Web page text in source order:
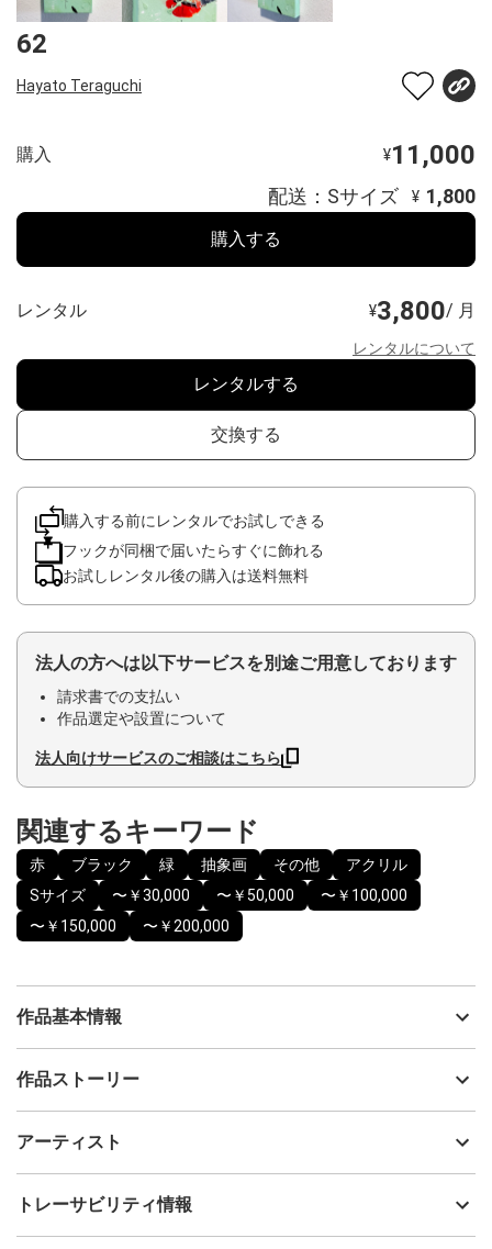
62
Hayato Teraguchi
購入 ¥11,000
配送：Sサイズ ¥ 1,800
購入する
レンタル ¥3,800/ 月
レンタルについて
レンタルする
交換する
購入する前にレンタルでお試しできる
フックが同梱で届いたらすぐに飾れる
お試しレンタル後の購入は送料無料
法人の方へは以下サービスを別途ご用意しております
請求書での支払い
作品選定や設置について
法人向けサービスのご相談はこちら
関連するキーワード
赤 ブラック 緑 抽象画 その他
アクリル
Sサイズ
〜￥30,000 〜￥50,000
〜￥100,000
〜￥150,000
〜￥200,000
作品基本情報
出品者
制作年
アクリル
作品ストーリー
シリーズで、作品タイトルは制作された順番の番号になっていま
物質を細かく分けていくと、最後にはとても小さな粒に行き着
アーティスト
Hayato Teraguchi
フォローする
トレーサビリティ情報